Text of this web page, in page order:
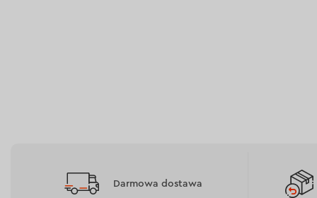
Darmowa dostawa